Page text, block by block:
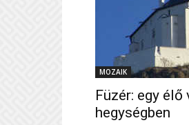
MOZAIK
Füzér: egy
hegységben